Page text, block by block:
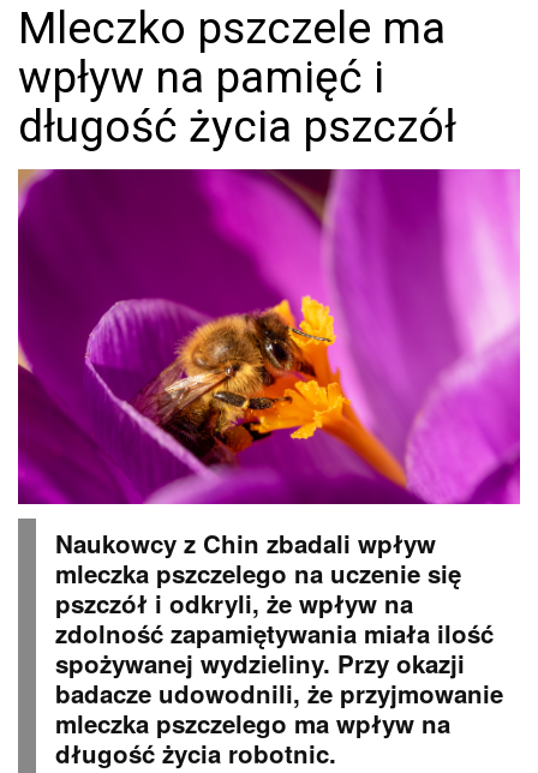
Mleczko pszczele ma
wpływ na pamięć i
długość życia pszczół
Naukowcy z Chin zbadali wpływ
mleczka pszczelego na uczenie się
pszczół i odkryli, że wpływ na
zdolność zapamiętywania miała ilość
spożywanej wydzieliny. Przy okazji
badacze udowodnili, że przyjmowanie
mleczka pszczelego ma wpływ na
długość życia robotnic.